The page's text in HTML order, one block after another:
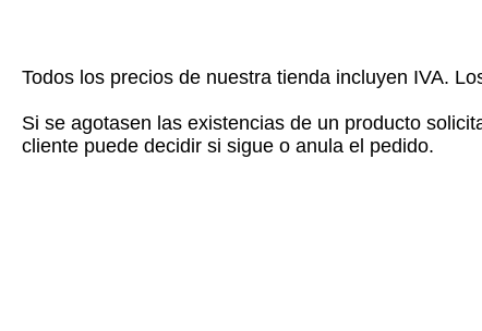
Todos los precios de nuestra tienda incluyen IVA.
Si se agotasen las existencias de un producto
cliente puede decidir si sigue o anula el pedido.